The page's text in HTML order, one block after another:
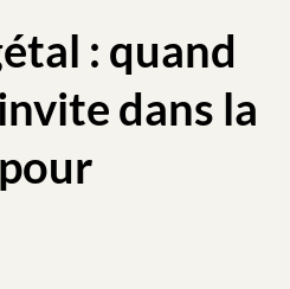
: quand
dans la